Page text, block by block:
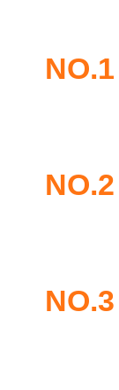
NO.1
NO.2
NO.3